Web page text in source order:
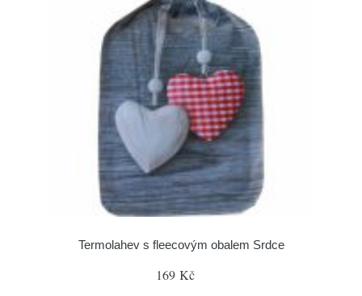
Termolahev s fleecovým obalem Srdce
169 Kč